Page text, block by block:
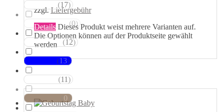
zzgl.Liefergebühr
Details Dieses Produkt weist mehrere Varianten auf.
Die Optionen können auf der Produktseite gewählt
werden
(17)
Magentatöne (0)
Violetttöne (12)
(13)
(11)
Brauntöne 0